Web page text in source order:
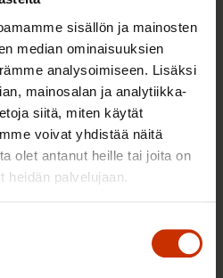
sisällön ja mainosten
median ominaisuuksien
analysoimiseen. Lisäksi
mainosalan ja analytiikka-
siitä, miten käytät
voivat yhdistää näitä
olet antanut heille tai joita on
heidän palvelujaan.
Panemme olutta,
seisoa